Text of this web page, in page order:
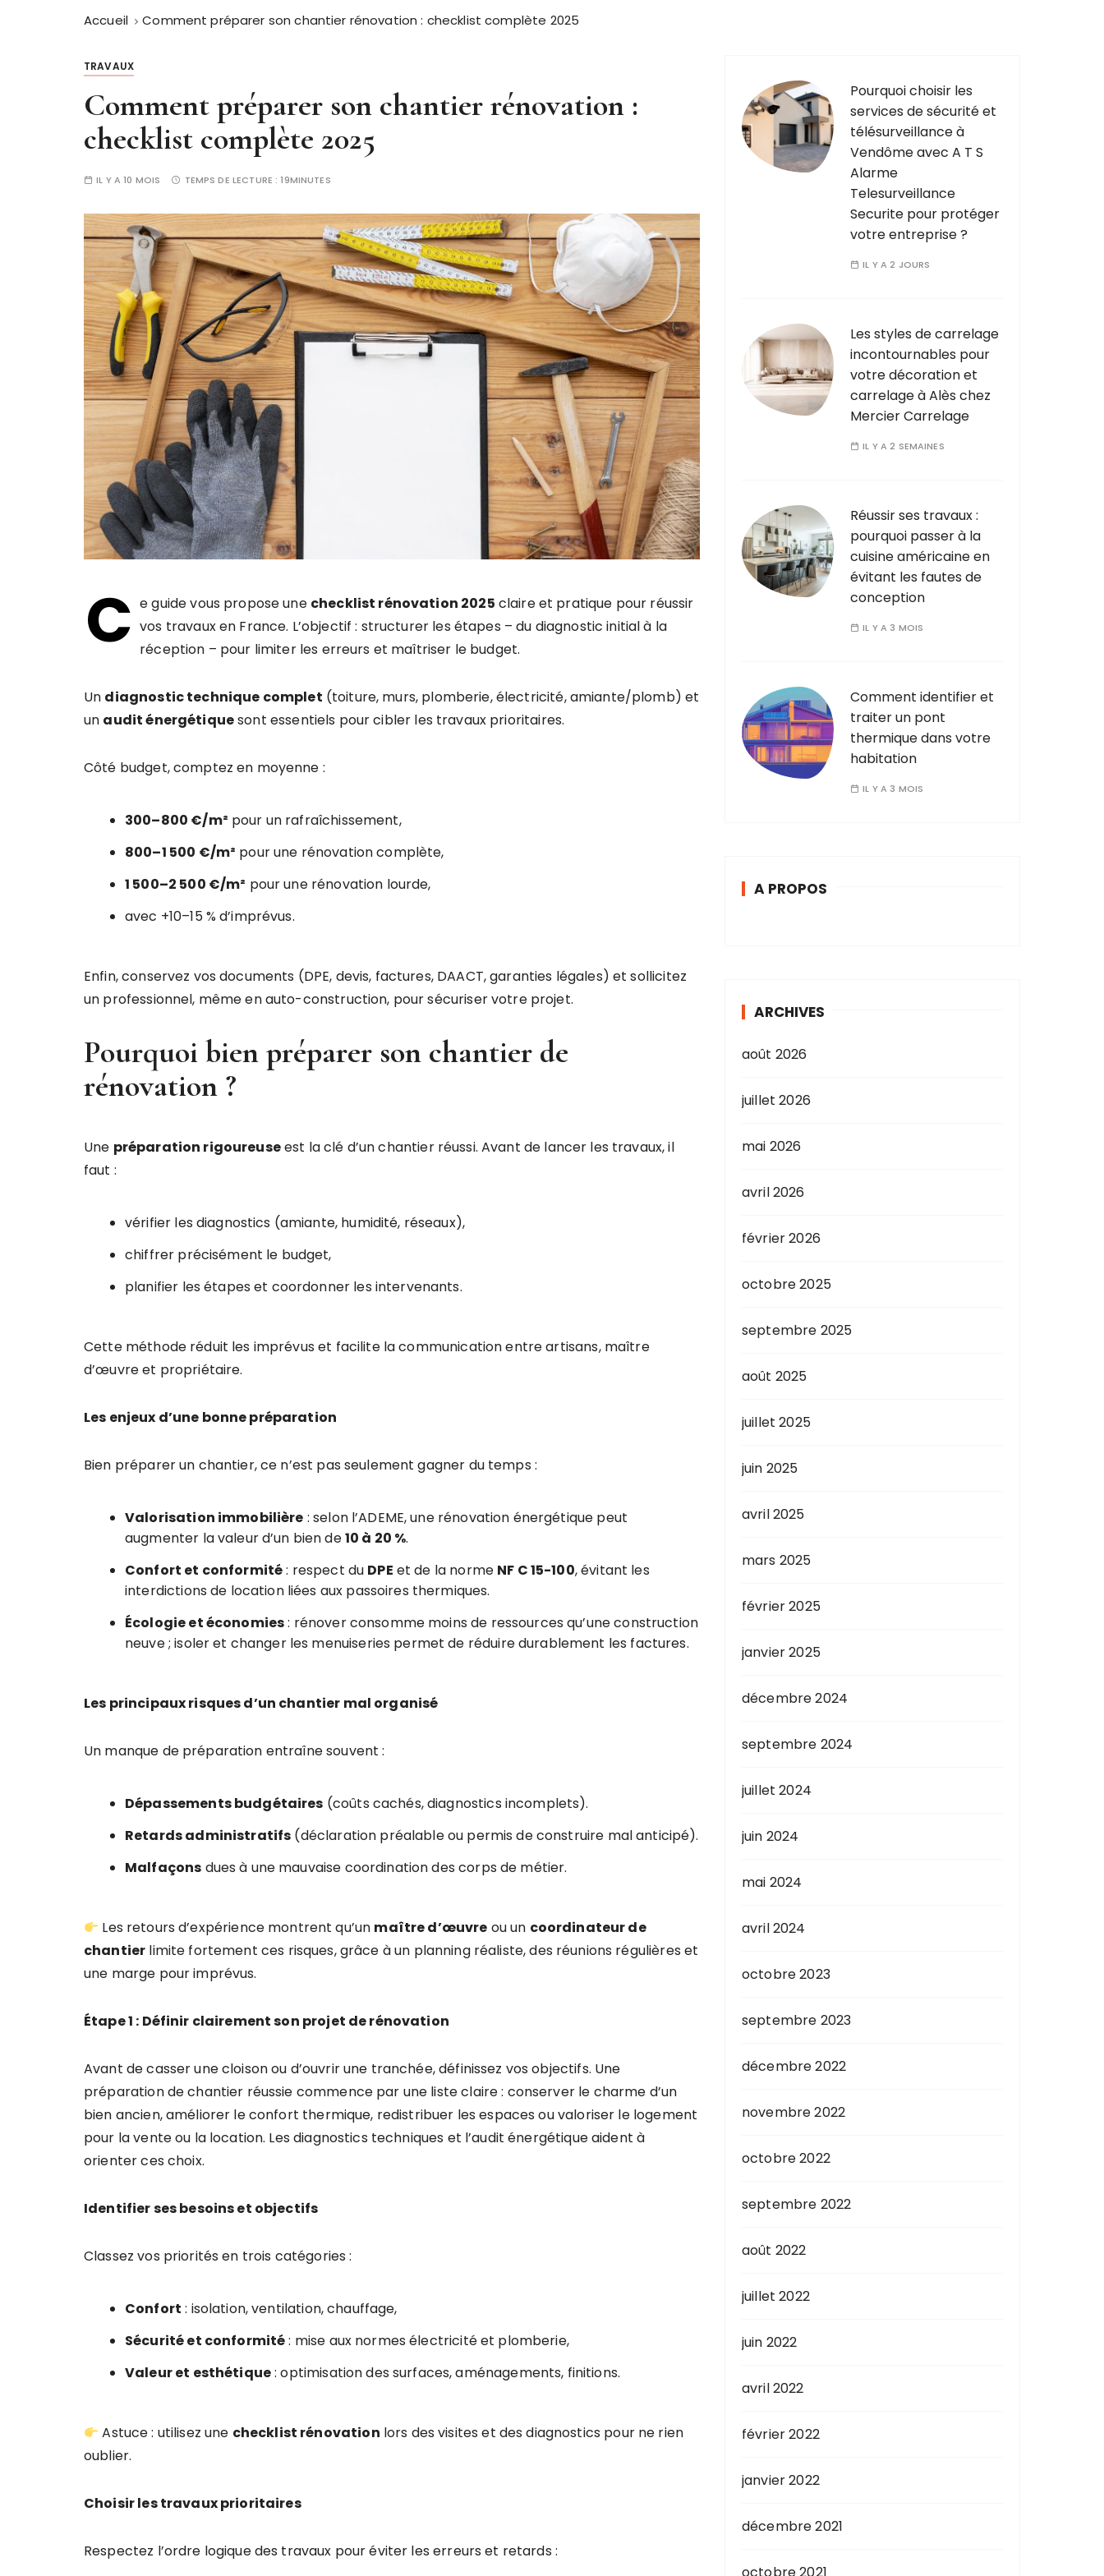
Accueil Comment préparer son chantier rénovation : checklist complète 2025
TRAVAUX
Comment préparer son chantier rénovation :
checklist complète 2025
IL Y A 10 MOIS TEMPS DE LECTURE :19MINUTES
C e guide vous propose une checklist rénovation 2025 claire et pratique pour réussir
vos travaux en France. L’objectif : structurer les étapes – du diagnostic initial à la
réception – pour limiter les erreurs et maîtriser le budget.
Un diagnostic technique complet (toiture, murs, plomberie, électricité, amiante/plomb) et
un audit énergétiquesont essentiels pour cibler les travaux prioritaires.
Côté budget, comptez en moyenne :
300–800 €/m² pour un rafraîchissement,
800–1 500 €/m² pour une rénovation complète,
1 500–2 500 €/m² pour une rénovation lourde,
avec +10–15 % d’imprévus.
Enfin, conservez vos documents (DPE, devis, factures, DAACT, garanties légales) et sollicitez
un professionnel, même en auto-construction, pour sécuriser votre projet.
Pourquoi bien préparer son chantier de
rénovation ?
Une préparation rigoureuseest la clé d’un chantier réussi. Avant de lancer les travaux, il
faut :
vérifier les diagnostics (amiante, humidité, réseaux),
chiffrer précisément le budget,
planifier les étapes et coordonner les intervenants.
Cette méthode réduit les imprévus et facilite la communication entre artisans, maître
d’œuvre et propriétaire.
Les enjeux d’une bonne préparation
Bien préparer un chantier, ce n’est pas seulement gagner du temps :
Valorisation immobilière : selon l’ADEME, une rénovation énergétique peut
augmenter la valeur d’un bien de10 à 20 %.
Confort et conformité: respect du DPE et de la norme NF C 15-100, évitant les
interdictions de location liées aux passoires thermiques.
Écologie et économies: rénover consomme moins de ressources qu’une construction
neuve ; isoler et changer les menuiseries permet de réduire durablement les factures.
Les principaux risques d’un chantier mal organisé
Un manque de préparation entraîne souvent :
Dépassements budgétaires (coûts cachés, diagnostics incomplets).
Retards administratifs (déclaration préalable ou permis de construire mal anticipé).
Malfaçons dues à une mauvaise coordination des corps de métier.
Les retours d’expérience montrent qu’un maître d’œuvre ou un coordinateur de
chantier limite fortement ces risques, grâce à un planning réaliste, des réunions régulières et
une marge pour imprévus.
Étape 1 : Définir clairement son projet de rénovation
Avant de casser une cloison ou d’ouvrir une tranchée, définissez vos objectifs. Une
préparation de chantier réussie commence par une liste claire : conserver le charme d’un
bien ancien, améliorer le confort thermique, redistribuer les espaces ou valoriser le logement
pour la vente ou la location. Les diagnostics techniques et l’audit énergétique aident à
orienter ces choix.
Identifier ses besoins et objectifs
Classez vos priorités en trois catégories :
Confort : isolation, ventilation, chauffage,
Sécurité et conformité: mise aux normes électricité et plomberie,
Valeur et esthétique: optimisation des surfaces, aménagements, finitions.
Astuce : utilisez une checklist rénovation lors des visites et des diagnostics pour ne rien
oublier.
Choisir les travaux prioritaires
Respectez l’ordre logique des travaux pour éviter les erreurs et retards :
Pourquoi choisir les
services de sécurité et
télésurveillance à
Vendôme avec A T S
Alarme
Telesurveillance
Securite pour protéger
votre entreprise ?
IL Y A 2 JOURS
Les styles de carrelage
incontournables pour
votre décoration et
carrelage à Alès chez
Mercier Carrelage
IL Y A 2 SEMAINES
Réussir ses travaux :
pourquoi passer à la
cuisine américaine en
évitant les fautes de
conception
IL Y A 3 MOIS
Comment identifier et
traiter un pont
thermique dans votre
habitation
IL Y A 3 MOIS
A PROPOS
ARCHIVES
août 2026
juillet 2026
mai 2026
avril 2026
février 2026
octobre 2025
septembre 2025
août 2025
juillet 2025
juin 2025
avril 2025
mars 2025
février 2025
janvier 2025
décembre 2024
septembre 2024
juillet 2024
juin 2024
mai 2024
avril 2024
octobre 2023
septembre 2023
décembre 2022
novembre 2022
octobre 2022
septembre 2022
août 2022
juillet 2022
juin 2022
avril 2022
février 2022
janvier 2022
décembre 2021
octobre 2021